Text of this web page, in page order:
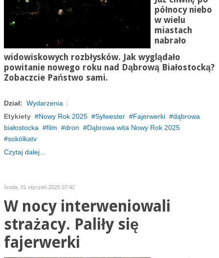
północy niebo
w wielu
miastach
nabrało
widowiskowych rozbłysków. Jak wyglądało
powitanie nowego roku nad Dąbrową Białostocką?
Zobaczcie Państwo sami.
Dział: Wydarzenia
Etykiety
Nowy Rok 2025 Sylwester Fajerwerki
dąbrowa
białostocka
film dron
Dąbrowa wita Nowy Rok 2025
sokólkatv
Czytaj dalej...
środa, 01 styczeń 2025 07:42
W nocy interweniowali
strażacy. Paliły się
fajerwerki